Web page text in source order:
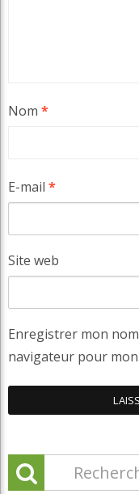
Nom *
E-mail *
Site web
Enregistrer mon
navigateur pour